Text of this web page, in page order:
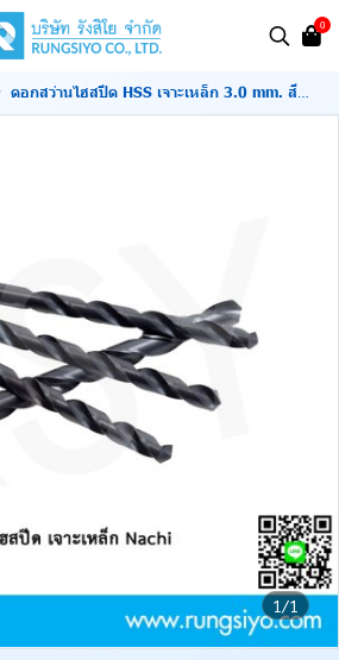
0
ดอกสว่านไฮสปีด HSS เจาะเหล็ก 3.0 mm. สีดำ Nachi
1/1